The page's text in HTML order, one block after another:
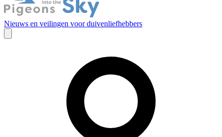
Nieuws en veilingen voor duivenliefhebbers